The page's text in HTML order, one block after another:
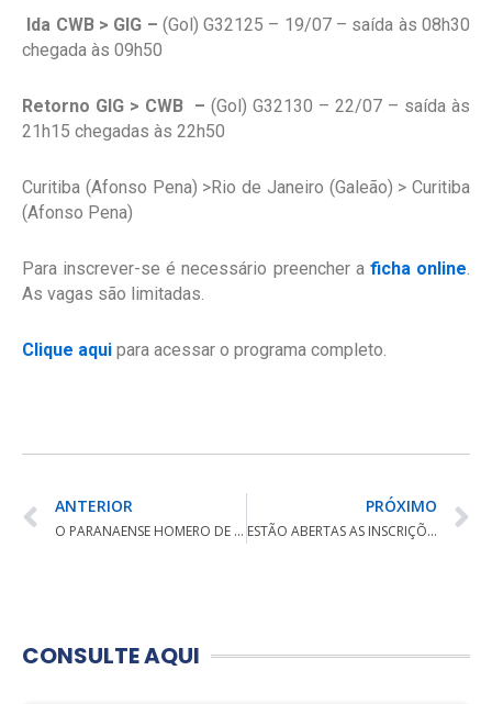
Ida CWB > GIG – (Gol) G32125 – 19/07 – saída às 08h30
chegada às 09h50
Retorno GIG > CWB – (Gol) G32130 – 22/07 – saída às
21h15 chegadas às 22h50
Curitiba (Afonso Pena) >Rio de Janeiro (Galeão) > Curitiba
(Afonso Pena)
Para inscrever-se é necessário preencher a ficha online.
As vagas são limitadas.
Clique aqui para acessar o programa completo.
ANTERIOR
O PARANAENSE HOMERO DE TOLEDO E A BRASILIENSE LAURA CAETANO SÃO LÍDERES DO 2º DIA – ABERTO DO ESTADO DO PR
PRÓXIMO
ESTÃO ABERTAS AS INSCRIÇÕES PARA O 29º BRASILEIRO PRÉ-JUVENIL E JUVENIL
CONSULTE AQUI